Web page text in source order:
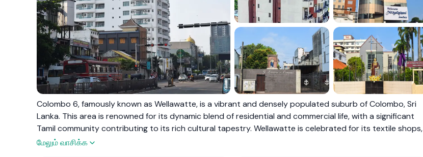
+2
Colombo 6, famously known as Wellawatte, is a vibrant and densely populated suburb of Colombo, Sri
Lanka. This area is renowned for its dynamic blend of residential and commercial life, with a significant
Tamil community contributing to its rich cultural tapestry. Wellawatte is celebrated for its textile shops,
bustling markets, and the iconic Savoy Cinema, making it a key commercial hub within the city. Its
மேலும் வாசிக்க